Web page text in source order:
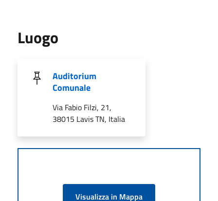
Luogo
Auditorium
Comunale
Via Fabio Filzi, 21,
38015 Lavis TN, Italia
Visualizza in Mappa